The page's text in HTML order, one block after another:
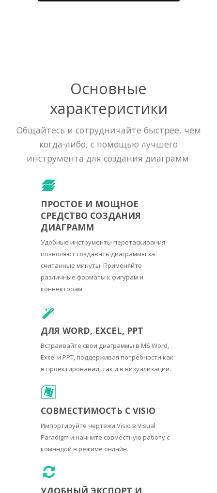
Основные
характеристики
Общайтесь и сотрудничайте быстрее, чем
когда-либо, с помощью лучшего
инструмента для создания диаграмм.
ПРОСТОЕ И МОЩНОЕ
СРЕДСТВО СОЗДАНИЯ
ДИАГРАММ
Удобные инструменты перетаскивания
позволяют создавать диаграммы за
считанные минуты. Применяйте
различные форматы к фигурам и
коннекторам.
ДЛЯ WORD, EXCEL, PPT
Встраивайте свои диаграммы в MS Word,
Excel и PPT, поддерживая потребности как
в проектировании, так и в визуализации.
СОВМЕСТИМОСТЬ С VISIO
Импортируйте чертежи Visio в Visual
Paradigm и начните совместную работу с
командой в режиме онлайн.
УДОБНЫЙ ЭКСПОРТ И